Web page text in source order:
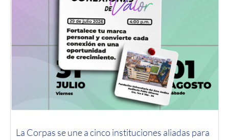
La Corpas se une a cinco instituciones aliadas para